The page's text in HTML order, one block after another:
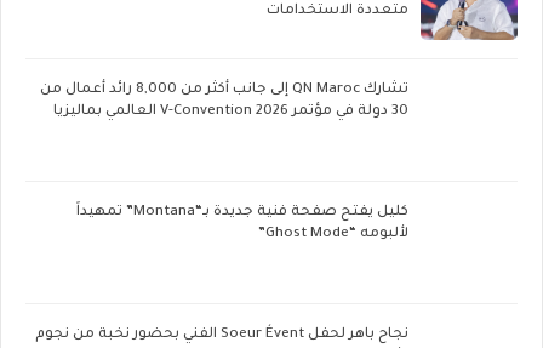
متعددة الاستخدامات
تشارك QN Maroc إلى جانب أكثر من 8,000 رائد أعمال من
30 دولة في مؤتمر V-Convention 2026 العالمي بماليزيا
كليل يفتح صفحة فنية جديدة بـ“Montana” تمهيداً
لألبومه “Ghost Mode”
نجاح باهر لحفل Soeur Évent الفني بحضور نخبة من نجوم